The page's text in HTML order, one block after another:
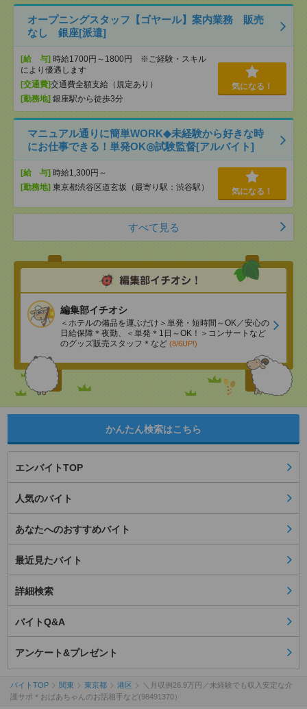
オープニングスタッフ【ゴヤール】案内業務 販売
なし 銀座[派遣]
[給 与] 時給1700円～1800円 ※ご経験・スキル
により優遇します
[交通費]交通費全額支給（規定あり）
[勤務地] 銀座駅から徒歩3分
気になる！
マニュアル通りに簡単WORK◆未経験から好きな時
にお仕事できる！単発OK◎試験監督[アルバイト]
[給 与] 時給1,300円～
[勤務地] 東京都渋谷区道玄坂（最寄り駅：渋谷駅） 気になる！
すべて見る
編集部イチオシ
＜ホテルの備品を運ぶだけ＞単発・短時間～OK／安心の
日給保障＊夜勤、＜単発＊1日～OK！＞コンサートなど
のグッズ販売スタッフ＊など (8/6UP!)
かんたん検索はこちら
エンバイトTOP
人気のバイト
あなたへのおすすめバイト
最近見たバイト
詳細検索
バイトQ&A
アンケート&プレゼント
バイトTOP 関東 東京都 港区
＼月収例26.9万円／未経験でも収入安定な介
護サポ＊おばあちゃんのお話相手など(98491370）